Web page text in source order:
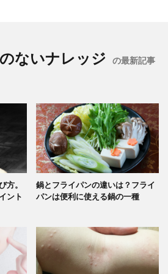
ないナレッジ の最新記事
方。
ント
鍋とフライパンの違いは？フライ
パンは便利に使える鍋の一種